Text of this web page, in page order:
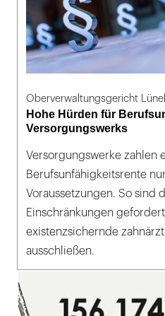
Oberverwaltungsgericht
Hohe Hürden für
Versorgungswerks
Versorgungswerke zahlen
Berufsunfähigkeitsrente
Voraussetzungen. So sind
Einschränkungen
existenzsichernde
ausschließen.